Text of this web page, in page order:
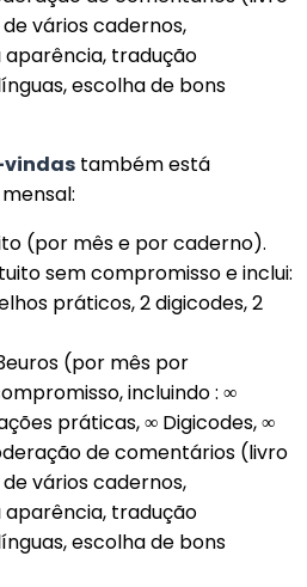
vários cadernos,
aparência, tradução
escolha de bons
vindas também está
(por mês e por caderno).
sem compromisso e inclui:
práticos, 2 digicodes, 2
(por mês por
incluindo : ∞
práticas, ∞ Digicodes, ∞
de comentários (livro
vários cadernos,
aparência, tradução
escolha de bons